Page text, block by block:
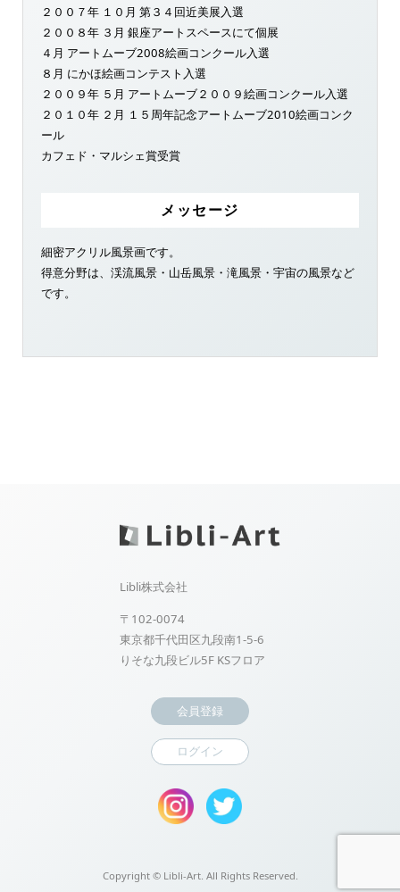
２００７年 １０月 第３４回近美展入選
２００８年 ３月 銀座アートスペースにて個展
４月 アートムーブ2008絵画コンクール入選
８月 にかほ絵画コンテスト入選
２００９年 ５月 アートムーブ２００９絵画コンクール入選
２０１０年 ２月 １５周年記念アートムーブ2010絵画コンク
ール
カフェド・マルシェ賞受賞
メッセージ
細密アクリル風景画です。
得意分野は、渓流風景・山岳風景・滝風景・宇宙の風景など
です。
Libli株式会社
〒102-0074
東京都千代田区九段南1-5-6
りそな九段ビル5F KSフロア
会員登録
ログイン
Copyright ©Libli-Art. All Rights Reserved.